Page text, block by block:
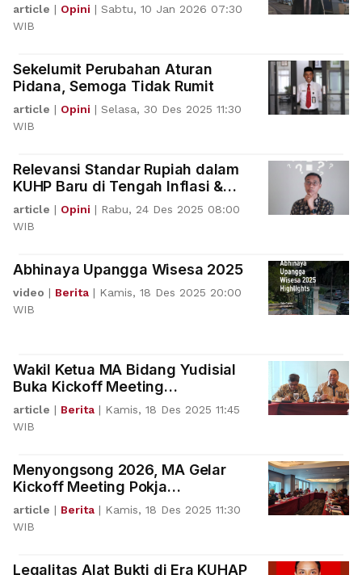
article | Opini | Sabtu, 10 Jan 2026 07:30
WIB
Sekelumit Perubahan Aturan
Pidana, Semoga Tidak Rumit
article | Opini | Selasa, 30 Des 2025 11:30
WIB
Relevansi Standar Rupiah dalam
KUHP Baru di Tengah Inflasi &
Lonjakan Harga Emas
article | Opini | Rabu, 24 Des 2025 08:00
WIB
Abhinaya Upangga Wisesa 2025
video | Berita | Kamis, 18 Des 2025 20:00
WIB
Wakil Ketua MA Bidang Yudisial
Buka Kickoff Meeting
Implementasi KUHP dan KUHAP
Baru
article | Berita | Kamis, 18 Des 2025 11:45
WIB
Menyongsong 2026, MA Gelar
Kickoff Meeting Pokja
Implementasi KUHP–KUHAP
article | Berita | Kamis, 18 Des 2025 11:30
WIB
Legalitas Alat Bukti di Era KUHAP